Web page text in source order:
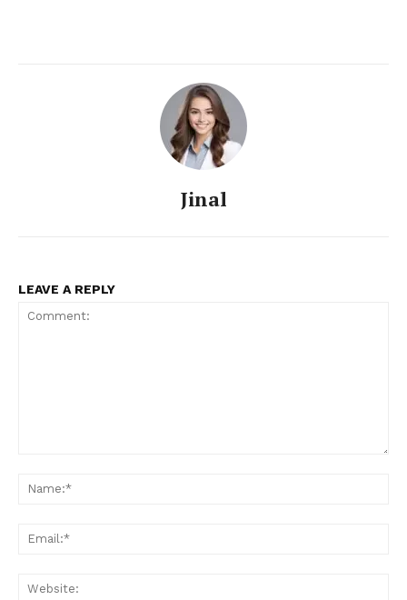
Jinal
LEAVE A REPLY